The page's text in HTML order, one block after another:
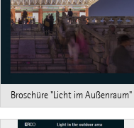
Broschüre "Licht im Außenraum"